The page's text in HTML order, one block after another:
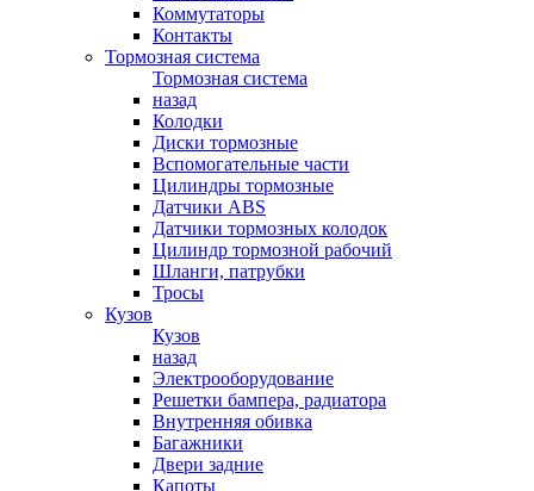
Коммутаторы
Контакты
Тормозная система
Тормозная система
назад
Колодки
Диски тормозные
Вспомогательные части
Цилиндры тормозные
Датчики ABS
Датчики тормозных колодок
Цилиндр тормозной рабочий
Шланги, патрубки
Тросы
Кузов
Кузов
назад
Электрооборудование
Решетки бампера, радиатора
Внутренняя обивка
Багажники
Двери задние
Капоты